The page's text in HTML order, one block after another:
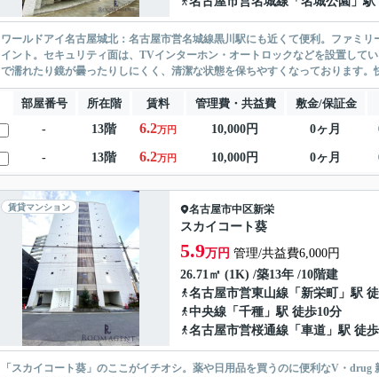
ワールドアイ名古屋城北：名古屋市営名城線黒川駅にも近くて便利。ファミ
イント。セキュリティ面は、TVインターホン・オートロックなどを設置して
で濡れたり鏡が曇ったりしにくく、清潔な状態を保ちやすくなっております
部屋番号 所在階 賃料 管理費・共益費 敷金/保証金
-
13階 6.2万円 10,000円 0ヶ月
- 13階 6.2万円 10,000円 0ヶ月
賃貸マンション 名古屋市中区新栄
スカイコート葵
5.9万円 管理/共益費6,000円
26.71㎡ (1K) /築13年 /10階建
名古屋市営東山線 「 新栄町
」駅
中央線 「 千種 」駅 徒歩10分
名古屋市営桜通線 「 車道 」駅 徒
「スカイコート葵」のここがイチオシ。薬や日用品を買うのに便利なV・